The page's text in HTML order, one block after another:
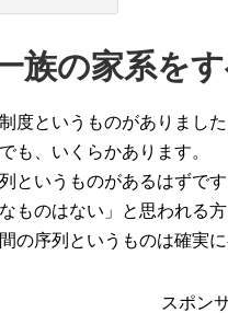
族の家系を
度というものがありました
も、いくらかあります。
というものがあるはずです
ものはない」と思われる
の序列というものは確実
スポン